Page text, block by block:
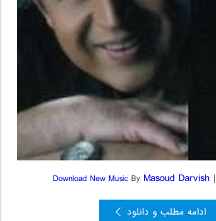
Download New MusicBy Masoud Darvish|
ادامه مطلب و دانلود